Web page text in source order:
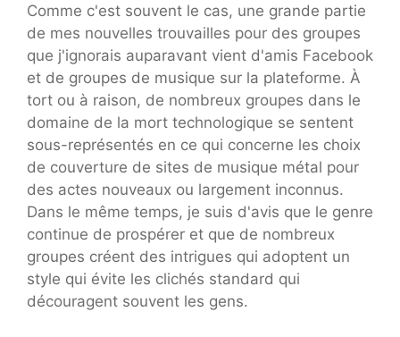
Comme c'est souvent le cas, une grande partie
de mes nouvelles trouvailles pour des groupes
que j'ignorais auparavant vient d'amis Facebook
et de groupes de musique sur la plateforme. À
tort ou à raison, de nombreux groupes dans le
domaine de la mort technologique se sentent
sous-représentés en ce qui concerne les choix
de couverture de sites de musique métal pour
des actes nouveaux ou largement inconnus.
Dans le même temps, je suis d'avis que le genre
continue de prospérer et que de nombreux
groupes créent des intrigues qui adoptent un
style qui évite les clichés standard qui
découragent souvent les gens.